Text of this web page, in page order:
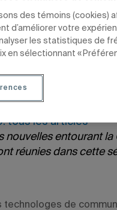
Gauvreau
à 15 h 02
février 2021 à 7 h 02
tous les articles
nouvelles entourant
réunies dans cette
technologes de
des témoins (cookies)
d’améliorer votre
les statistiques de
en sélectionnant «